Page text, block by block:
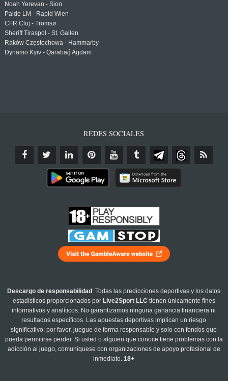
Noah Yerevan - Sion
Paide LM - Rapid Wien
CFR Cluj - Tromsø
Sheriff Tiraspol - St. Gallen
Raków Częstochowa - Hammarby
Dynamo Kyiv - Qarabağ Agdam
REDES SOCIALES
Descargo de responsabilidad : Todas las predicciones deportivas y los datos
estadísticos proporcionados por Live2Sport LLC tienen únicamente fines
informativos y analíticos. No garantizamos ninguna ganancia financiera ni
resultados específicos. Las apuestas deportivas implican un riesgo
significativo; por favor, juegue de forma responsable y solo con fondos que
pueda permitirse perder. Si usted o alguien que conoce tiene problemas con la
adicción al juego, comuníquese con organizaciones de apoyo profesional de
inmediato.18+